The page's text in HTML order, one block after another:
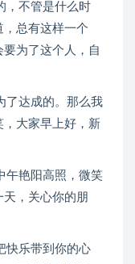
，不管是什么时
总有这样一个
为了这个人，自
了达成的。那么我
，大家早上好，新
午艳阳高照，微笑
，关心你的朋
快乐带到你的心